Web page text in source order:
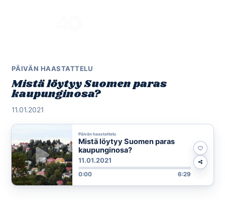
PÄIVÄN HAASTATTELU
Mistä löytyy Suomen paras
kaupunginosa?
11.01.2021
Päivän haastattelu
Mistä löytyy Suomen paras
kaupunginosa?
11.01.2021
0:00 6:29